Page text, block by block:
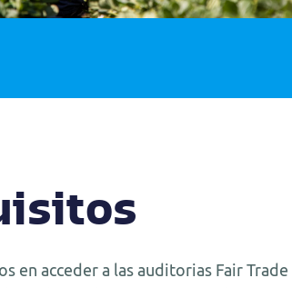
en acceder a las auditorias Fair Trade